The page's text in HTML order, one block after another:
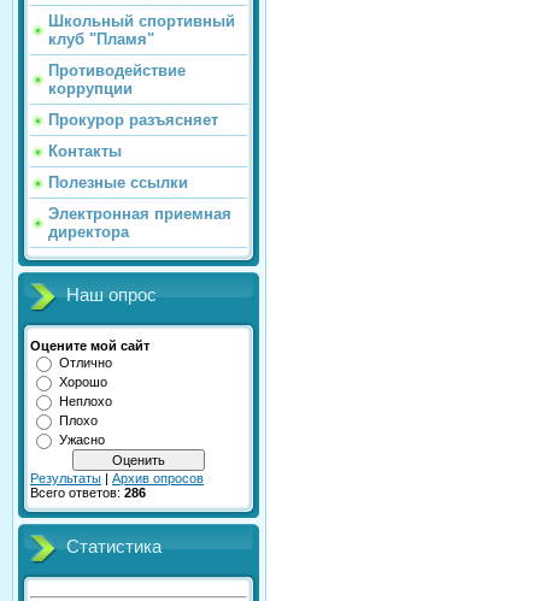
Школьный спортивный
клуб "Пламя"
Противодействие
коррупции
Прокурор разъясняет
Контакты
Полезные ссылки
Электронная приемная
директора
Наш опрос
Оцените мой сайт
Отлично
Хорошо
Неплохо
Плохо
Ужасно
Результаты | Архив опросов
Всего ответов: 286
Статистика